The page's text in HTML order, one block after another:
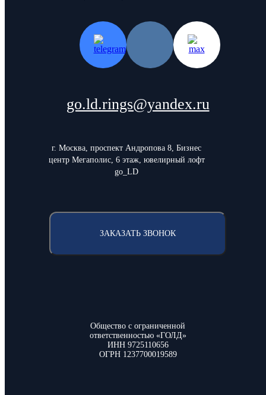
go.ld.rings@yandex.ru
г. Москва, проспект Андропова 8, Бизнес
центр Мегаполис, 6 этаж, ювелирный лофт
go_LD
ЗАКАЗАТЬ ЗВОНОК
Общество с ограниченной
ответственностью «ГОЛД»
ИНН 9725110656
ОГРН 1237700019589